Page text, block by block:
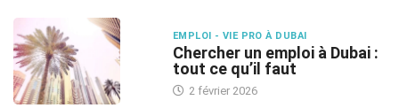
EMPLOI - VIE PRO À DUBAI
Chercher un emploi à Dubai :
tout ce qu’il faut
2 février 2026